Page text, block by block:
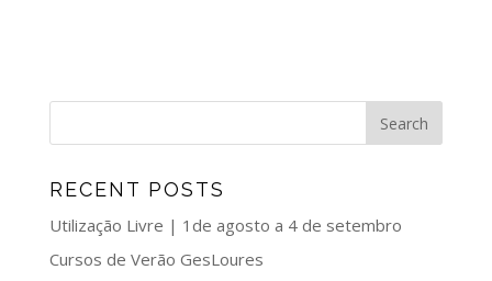
RECENT POSTS
Utilização Livre | 1de agosto a 4 de setembro
Cursos de Verão GesLoures